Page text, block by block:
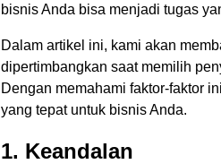
bisnis Anda bisa menjadi tugas
Dalam artikel ini, kami akan
dipertimbangkan saat memilih
Dengan memahami faktor-faktor
yang tepat untuk bisnis Anda.
1. Keandalan